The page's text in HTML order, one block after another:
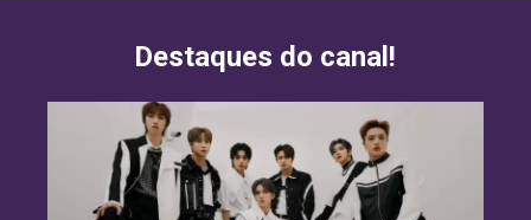
Destaques do canal!